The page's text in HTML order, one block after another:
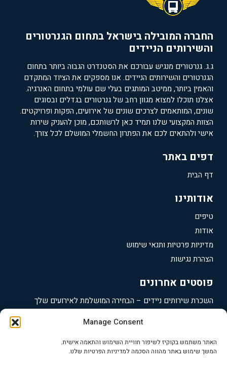
Manage Consent
האתר משתמש בקוקיז לשיפור חוויית השימוש והתאמה אישית.
המשך שימוש באתר מהווה הסכמה למדיניות הפרטיות שלנו.
החברה המובילה בישראל בתחום הגנרטורים
והשירותים הניידים
ג.ג. גנרטורים מנגיש עבורכם את הסטנדרט הגבוה ביותר בתחום
הגנרטורים והשירותים הניידים. אנו מספקים את הציוד המתקדם
והאמין ביותר, ממיטב המותגים בעלי שם עולמי בתחום האנרגיה.
אצלנו תוכלו למצוא מגוון רחב של גנרטורים בגדלים ובסוגים
שונים, המותאמים לצרכים שונים של אירועים, הפקות ופרויקטים.
הצוות המקצועי שלנו תמיד כאן לרשותכם, מוכן להעניק שירות
אישי ולהתאים לכם את הפתרון החשמלי המושלם לכל צורך.
דפים באתר
דף הבית
אודותינו
טיפים
אודות
מדיניות פרטיות ותנאי שימוש
הצהרת נגישות
פוסטים אחרונים
השכרת שירותים ניידים – הבחירה המושלמת לאירועים שלך
השכרת גנרטורים ברעננה – פתרונות מקצועיים לאירועים
השכרת גנרטורים בכפר סבא – פתרונות אנרגיה מקצועיים ואמינים
השכרת גנרטורים בהרצליה – פתרונות מתקדמים לכל אירוע